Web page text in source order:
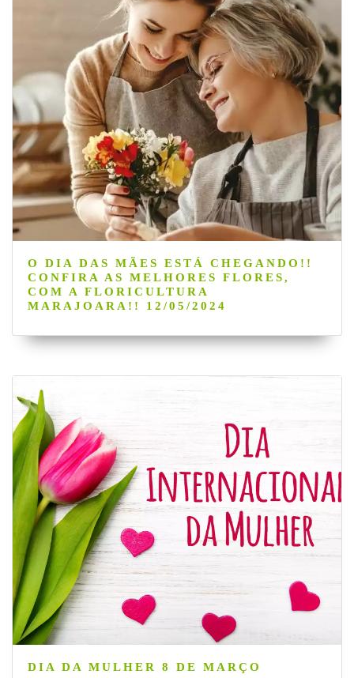
O DIA DAS MÃES ESTÁ CHEGANDO!!
CONFIRA AS MELHORES FLORES,
COM A FLORICULTURA
MARAJOARA!! 12/05/2024
DIA DA MULHER 8 DE MARÇO